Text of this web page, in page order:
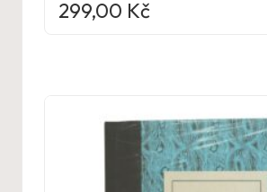
299,00 Kč